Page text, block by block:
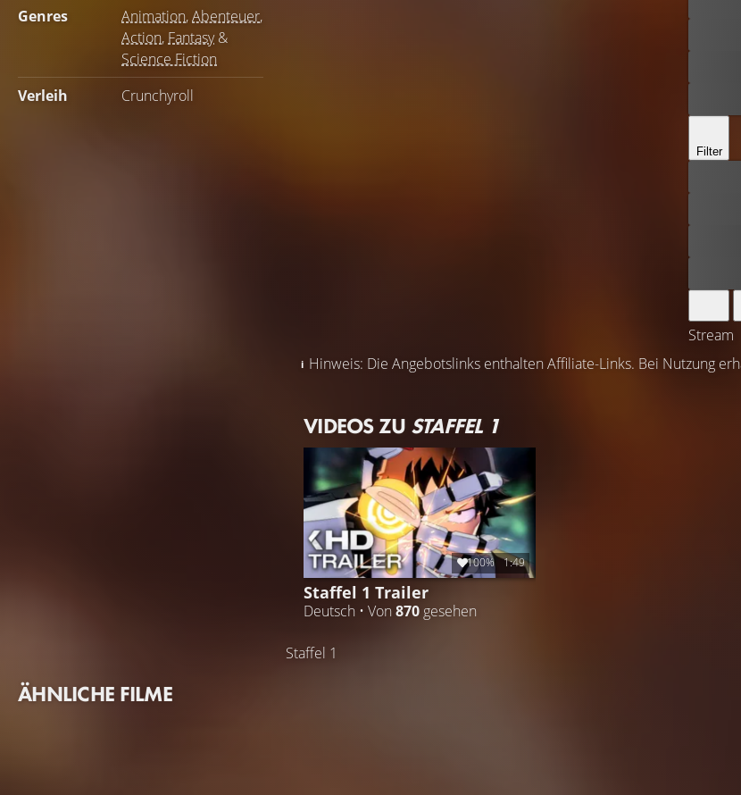
Genres Animation,Abenteuer,
Action, Fantasy&
Science Fiction
Verleih
Crunchyroll
Filter
Stream
Hinweis: Die Angebotslinks enthalten Affiliate-Links. Bei Nutzung
VIDEOS ZU STAFFEL 1
100% 1:49
Staffel 1 Trailer
Deutsch • Von870 gesehen
Staffel 1
ÄHNLICHE FILME